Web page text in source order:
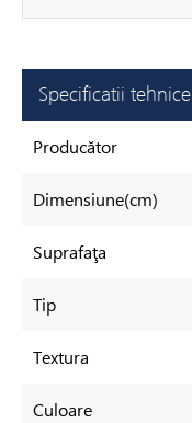
Specificatii tehnice
Producător
Dimensiune(cm)
Suprafaţa
Tip
Textura
Culoare